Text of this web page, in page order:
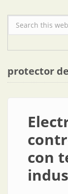
Formulario de
protector
con